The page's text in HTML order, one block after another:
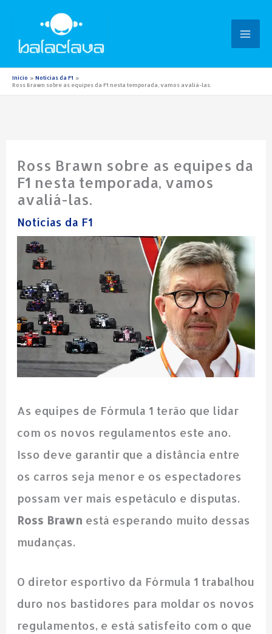
conteúdo
Início
Notícias da F1
Ross Brawn sobre as equipes da F1 nesta temporada, vamos avaliá-las.
Ross Brawn sobre as equipes da
F1 nesta temporada, vamos
avaliá-las.
Notícias da F1
As equipes de Fórmula 1 terão que lidar
com os novos regulamentos este ano.
Isso deve garantir que a distância entre
os carros seja menor e os espectadores
possam ver mais espetáculo e disputas.
Ross Brawn está esperando muito dessas
mudanças.
O diretor esportivo da Fórmula 1 trabalhou
duro nos bastidores para moldar os novos
regulamentos, e está satisfeito com o que